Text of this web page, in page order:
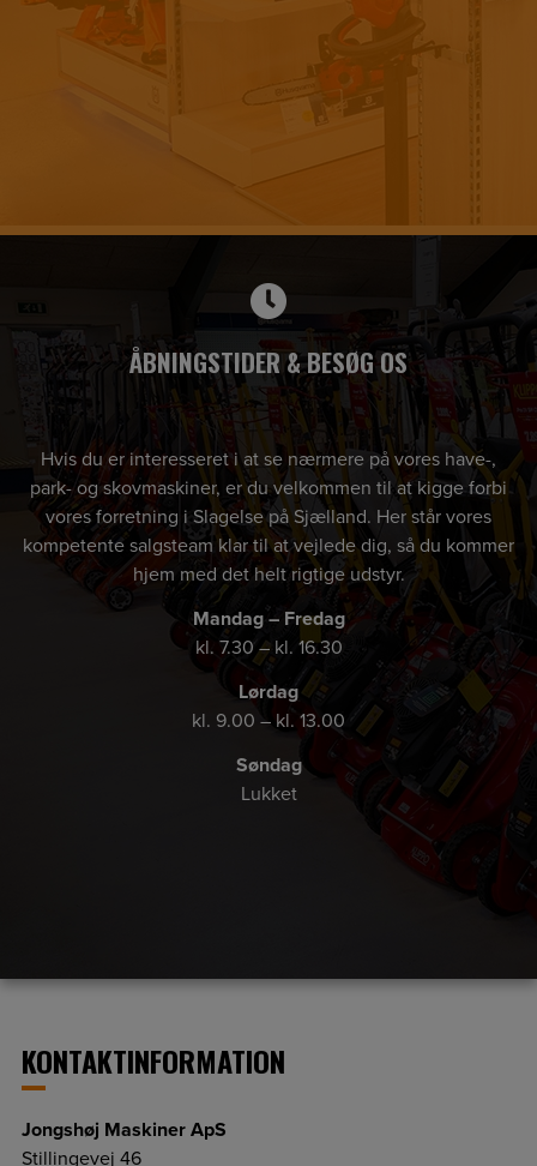
ÅBNINGSTIDER & BESØG OS
Hvis du er interesseret i at se nærmere på vores have-,
park- og skovmaskiner, er du velkommen til at kigge forbi
vores forretning i Slagelse på Sjælland. Her står vores
kompetente salgsteam klar til at vejlede dig, så du kommer
hjem med det helt rigtige udstyr.
Mandag – Fredag
kl. 7.30 – kl. 16.30
Lørdag
kl. 9.00 – kl. 13.00
Søndag
Lukket
KONTAKTINFORMATION
Jongshøj Maskiner ApS
Stillingevej 46